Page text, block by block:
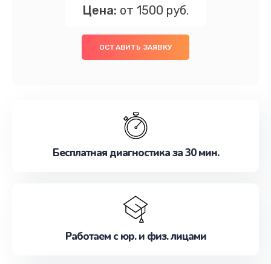
Цена: от 1500 руб.
ОСТАВИТЬ ЗАЯВКУ
Бесплатная диагностика за 30 мин.
Работаем с юр. и физ. лицами